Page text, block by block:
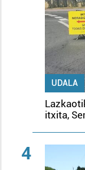
UDALA
itxita,
4